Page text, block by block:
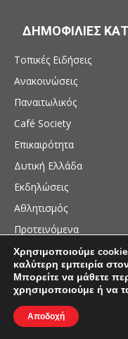
ΔΗΜΟΦΙΛΙΕΣ
Τοπικές Ειδήσεις
Ανακοινώσεις
Παναιτωλικός
Café Society
Επικαιρότητα
Δυτική Ελλάδα
Εκδηλώσεις
Αθλητισμός
Προτεινόμενα
© 2011 -
This site is protected by
Χρησιμοποιούμε
καλύτερη εμπειρία
Μπορείτε να μάθετε
χρησιμοποιούμε ή να
Αποδοχή